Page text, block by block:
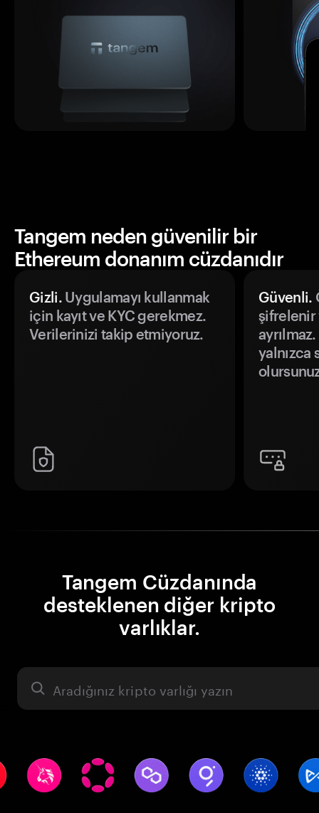
Tangem neden güvenilir bir
Ethereum donanım cüzdanıdır
Gizli.Uygulamayı kullanmak
için kayıt ve KYC gerekmez.
Verilerinizi takip etmiyoruz.
Güvenli.
şifrelenir
yalnızca
Tangem Cüzdanında
desteklenen diğer kripto
varlıklar.
Varlık